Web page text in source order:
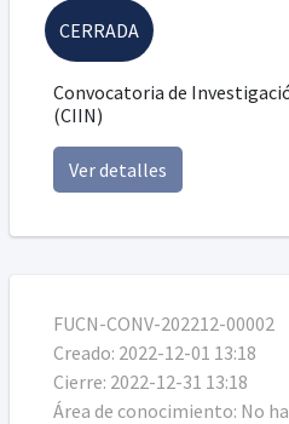
Convocatoria de
(CIIN)
Ver detalles
CERRADA
FUCN-CONV-202212-00002
Creado: 2022-12-01 13:18
Cierre: 2022-12-31 13:18
Área de conocimiento: No